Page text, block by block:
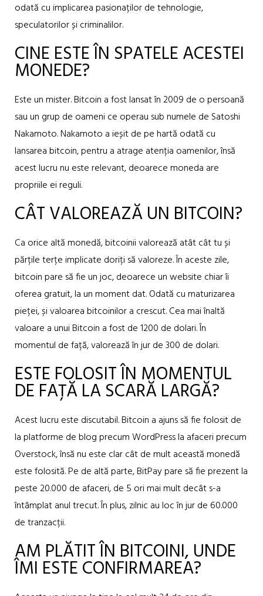
odată cu implicarea pasionaților de tehnologie,
speculatorilor și criminalilor.
CINE ESTE ÎN SPATELE ACESTEI
MONEDE?
Este un mister. Bitcoin a fost lansat în 2009 de o persoană
sau un grup de oameni ce operau sub numele de Satoshi
Nakamoto. Nakamoto a ieșit de pe hartă odată cu
lansarea bitcoin, pentru a atrage atenția oamenilor, însă
acest lucru nu este relevant, deoarece moneda are
propriile ei reguli.
CÂT VALOREAZĂ UN BITCOIN?
Ca orice altă monedă, bitcoinii valorează atât cât tu și
părțile terțe implicate doriți să valoreze. În aceste zile,
bitcoin pare să fie un joc, deoarece un website chiar îi
oferea gratuit, la un moment dat. Odată cu maturizarea
pieței, și valoarea bitcoinilor a crescut. Cea mai înaltă
valoare a unui Bitcoin a fost de 1200 de dolari. În
momentul de față, valorează în jur de 300 de dolari.
ESTE FOLOSIT ÎN MOMENTUL
DE FAȚĂ LA SCARĂ LARGĂ?
Acest lucru este discutabil. Bitcoin a ajuns să fie folosit de
la platforme de blog precum WordPress la afaceri precum
Overstock, însă nu este clar cât de mult această monedă
este folosită. Pe de altă parte, BitPay pare să fie prezent la
peste 20.000 de afaceri, de 5 ori mai mult decât s-a
întâmplat anul trecut. În plus, zilnic au loc în jur de 60.000
de tranzacții.
AM PLĂTIT ÎN BITCOINI, UNDE
ÎMI ESTE CONFIRMAREA?